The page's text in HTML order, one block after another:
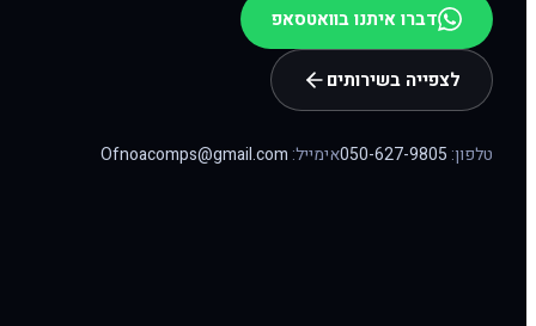
דברו איתנו בוואטסאפ
לצפייה בשירותים
טלפון:050-627-9805 אימייל:Ofnoacomps@gmail.com